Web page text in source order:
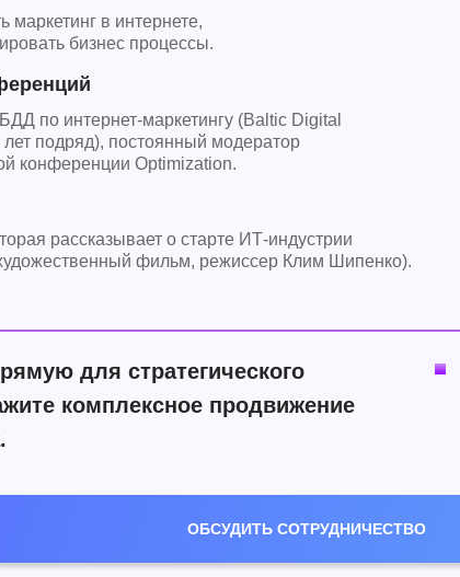
рассказывает о старте ИТ-индустрии
фильм, режиссер Клим Шипенко).
по интернет-маркетингу (Baltic Digital
подряд), постоянный модератор
конференции Optimization.
маркетинг в интернете,
бизнес процессы.
для стратегического
комплексное продвижение
ОБСУДИТЬ СОТРУДНИЧЕСТВО